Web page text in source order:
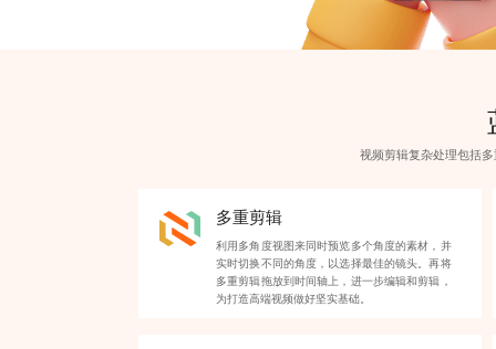
视频剪辑复杂处理包括
多重剪辑
利用多角度视图来同时预览多个角度的素材，并
实时切换不同的角度，以选择最佳的镜头。再将
多重剪辑拖放到时间轴上，进一步编辑和剪辑，
为打造高端视频做好坚实基础。